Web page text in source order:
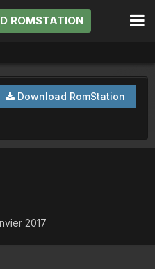
ROMSTATION
Download RomStation
2017